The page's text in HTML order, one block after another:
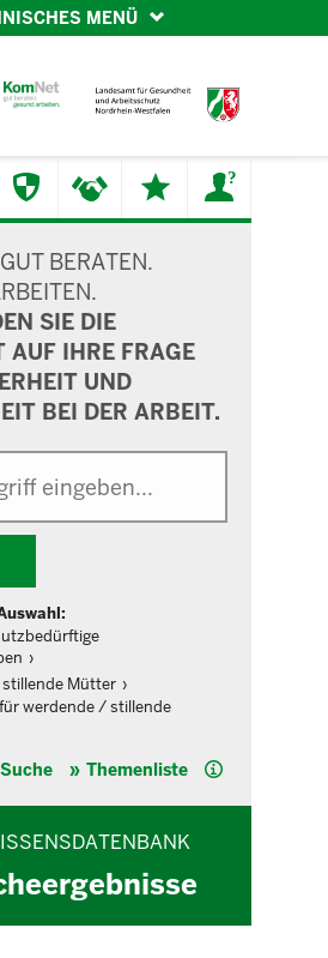
MENÜ
BERATEN.
SIE DIE
AUF IHRE FRAGE
UND
BEI DER ARBEIT.
Mütter
werdende / stillende
Themenliste Hilfe